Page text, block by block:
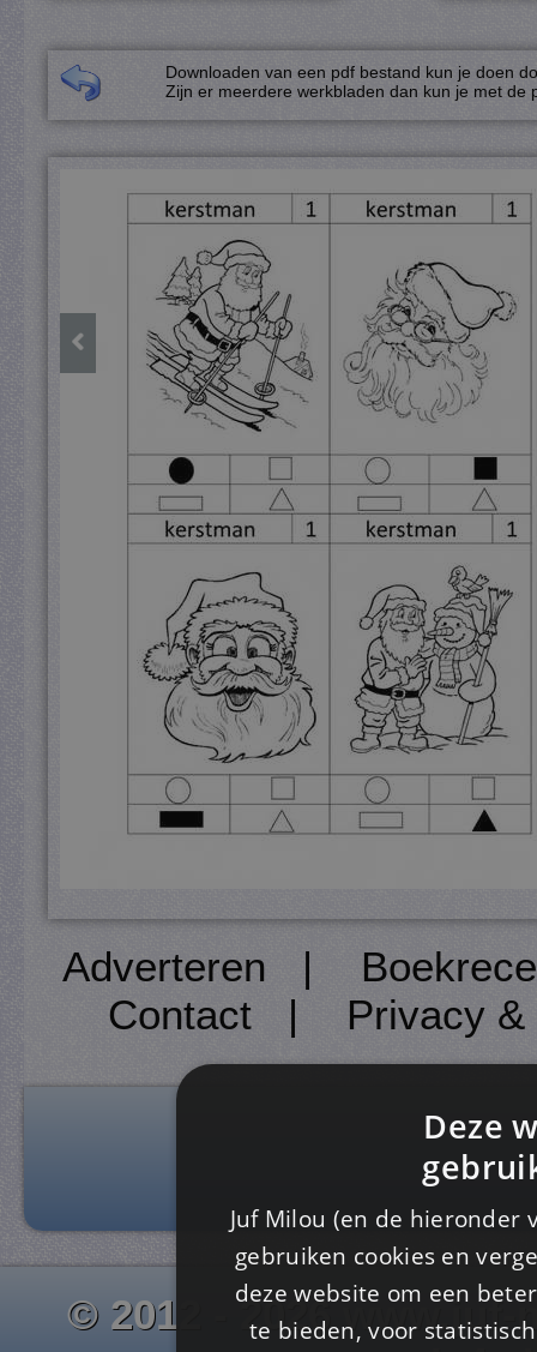
Downloaden van een pdf bestand kun je doen
Zijn er meerdere werkbladen dan kun je met de
Adverteren |
Contact| Privacy
© 2012 - 2026
Deze
Juf Milou (en de
gebruiken cookies en
deze website om een
te bieden, voor